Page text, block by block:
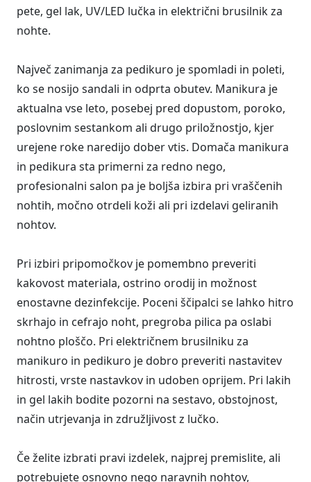
pete, gel lak, UV/LED lučka in električni brusilnik za
nohte.
Največ zanimanja za pedikuro je spomladi in poleti,
ko se nosijo sandali in odprta obutev. Manikura je
aktualna vse leto, posebej pred dopustom, poroko,
poslovnim sestankom ali drugo priložnostjo, kjer
urejene roke naredijo dober vtis. Domača manikura
in pedikura sta primerni za redno nego,
profesionalni salon pa je boljša izbira pri vraščenih
nohtih, močno otrdeli koži ali pri izdelavi geliranih
nohtov.
Pri izbiri pripomočkov je pomembno preveriti
kakovost materiala, ostrino orodij in možnost
enostavne dezinfekcije. Poceni ščipalci se lahko hitro
skrhajo in cefrajo noht, pregroba pilica pa oslabi
nohtno ploščo. Pri električnem brusilniku za
manikuro in pedikuro je dobro preveriti nastavitev
hitrosti, vrste nastavkov in udoben oprijem. Pri lakih
in gel lakih bodite pozorni na sestavo, obstojnost,
način utrjevanja in združljivost z lučko.
Če želite izbrati pravi izdelek, najprej premislite, ali
potrebujete osnovno nego naravnih nohtov,